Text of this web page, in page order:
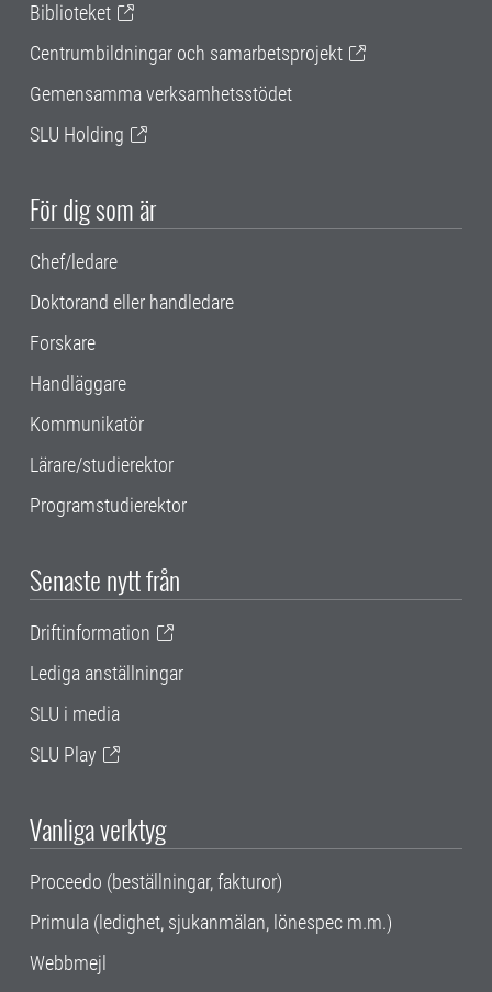
Biblioteket
Centrumbildningar och samarbetsprojekt
Gemensamma verksamhetsstödet
SLU Holding
För dig som är
Chef/ledare
Doktorand eller handledare
Forskare
Handläggare
Kommunikatör
Lärare/studierektor
Programstudierektor
Senaste nytt från
Driftinformation
Lediga anställningar
SLU i media
SLU Play
Vanliga verktyg
Proceedo (beställningar, fakturor)
Primula (ledighet, sjukanmälan, lönespec m.m.)
Webbmejl